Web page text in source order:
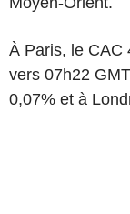
À Paris, le CAC
vers 07h22
0,07% et à